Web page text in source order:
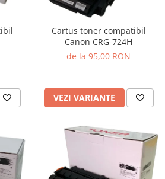
Cartus toner compatibil
Canon CRG-724H
de la 95,00 RON
VEZI VARIANTE